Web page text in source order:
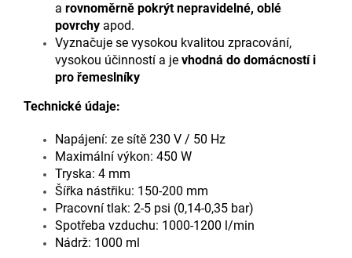
a rovnoměrně pokrýt nepravidelné, oblé
povrchy apod.
Vyznačuje se vysokou kvalitou zpracování,
vysokou účinností a je vhodná do domácností i
pro řemeslníky
Technické údaje:
Napájení: ze sítě 230 V / 50 Hz
Maximální výkon: 450 W
Tryska: 4 mm
Šířka nástřiku: 150-200 mm
Pracovní tlak: 2-5 psi (0,14-0,35 bar)
Spotřeba vzduchu: 1000-1200 l/min
Nádrž: 1000 ml